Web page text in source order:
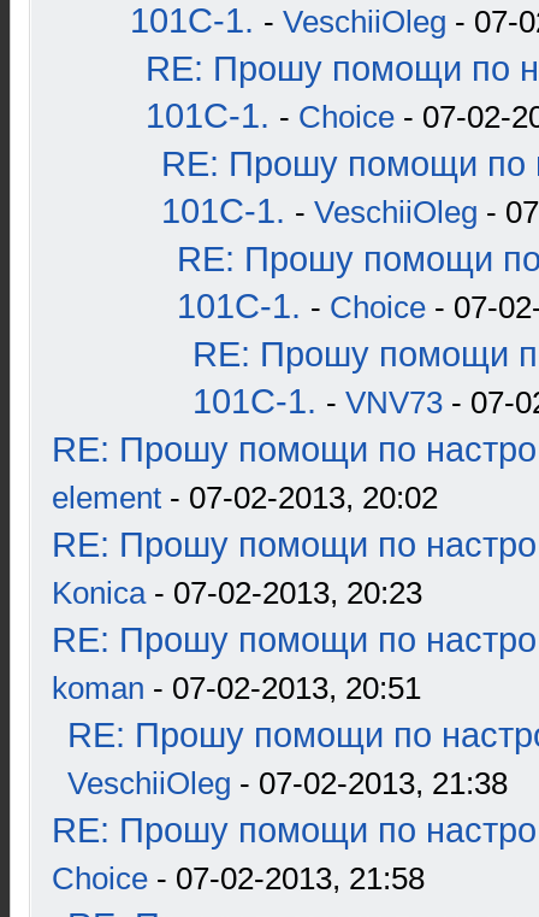
101С-1. - VeschiiOleg - 07-
RE: Прошу помощи по
101С-1. - Choice - 07-02-
RE: Прошу помощи по
101С-1. - VeschiiOleg -
RE: Прошу помощи
101С-1. - Choice - 07-
RE: Прошу помощи
101С-1. - VNV73 - 07-
RE: Прошу помощи по
element - 07-02-2013, 20:02
RE: Прошу помощи по
Konica- 07-02-2013, 20:23
RE: Прошу помощи по
koman - 07-02-2013, 20:51
RE: Прошу помощи по
VeschiiOleg - 07-02-2013, 21:38
RE: Прошу помощи по
Choice - 07-02-2013, 21:58